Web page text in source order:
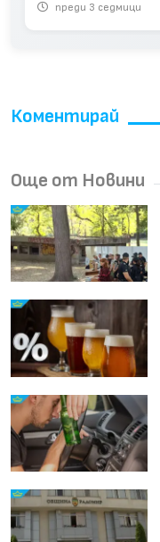
преди 3 седмици
Коментирай
Още от Новини